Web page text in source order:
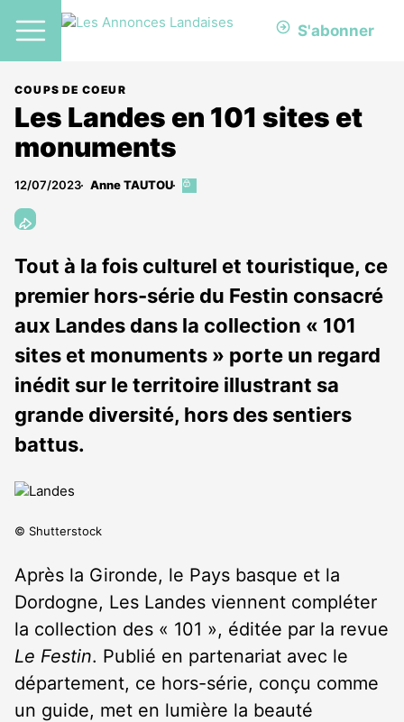
S'abonner
COUPS DE COEUR
Les Landes en 101 sites et
monuments
12/07/2023 Anne TAUTOU
Cet
abonnés
Tout à la fois culturel et touristique, ce
premier hors-série du Festin consacré
aux Landes dans la collection « 101
sites et monuments » porte un regard
inédit sur le territoire illustrant sa
grande diversité, hors des sentiers
battus.
© Shutterstock
Après la Gironde, le Pays basque et la
Dordogne, Les Landes viennent compléter
la collection des « 101 », éditée par la revue
Le Festin. Publié en partenariat avec le
département, ce hors-série, conçu comme
un guide, met en lumière la beauté